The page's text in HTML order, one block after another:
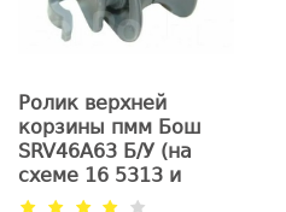
Ролик верхней
корзины пмм Бош
SRV46A63 Б/У (на
схеме 16 5313 и
0179)